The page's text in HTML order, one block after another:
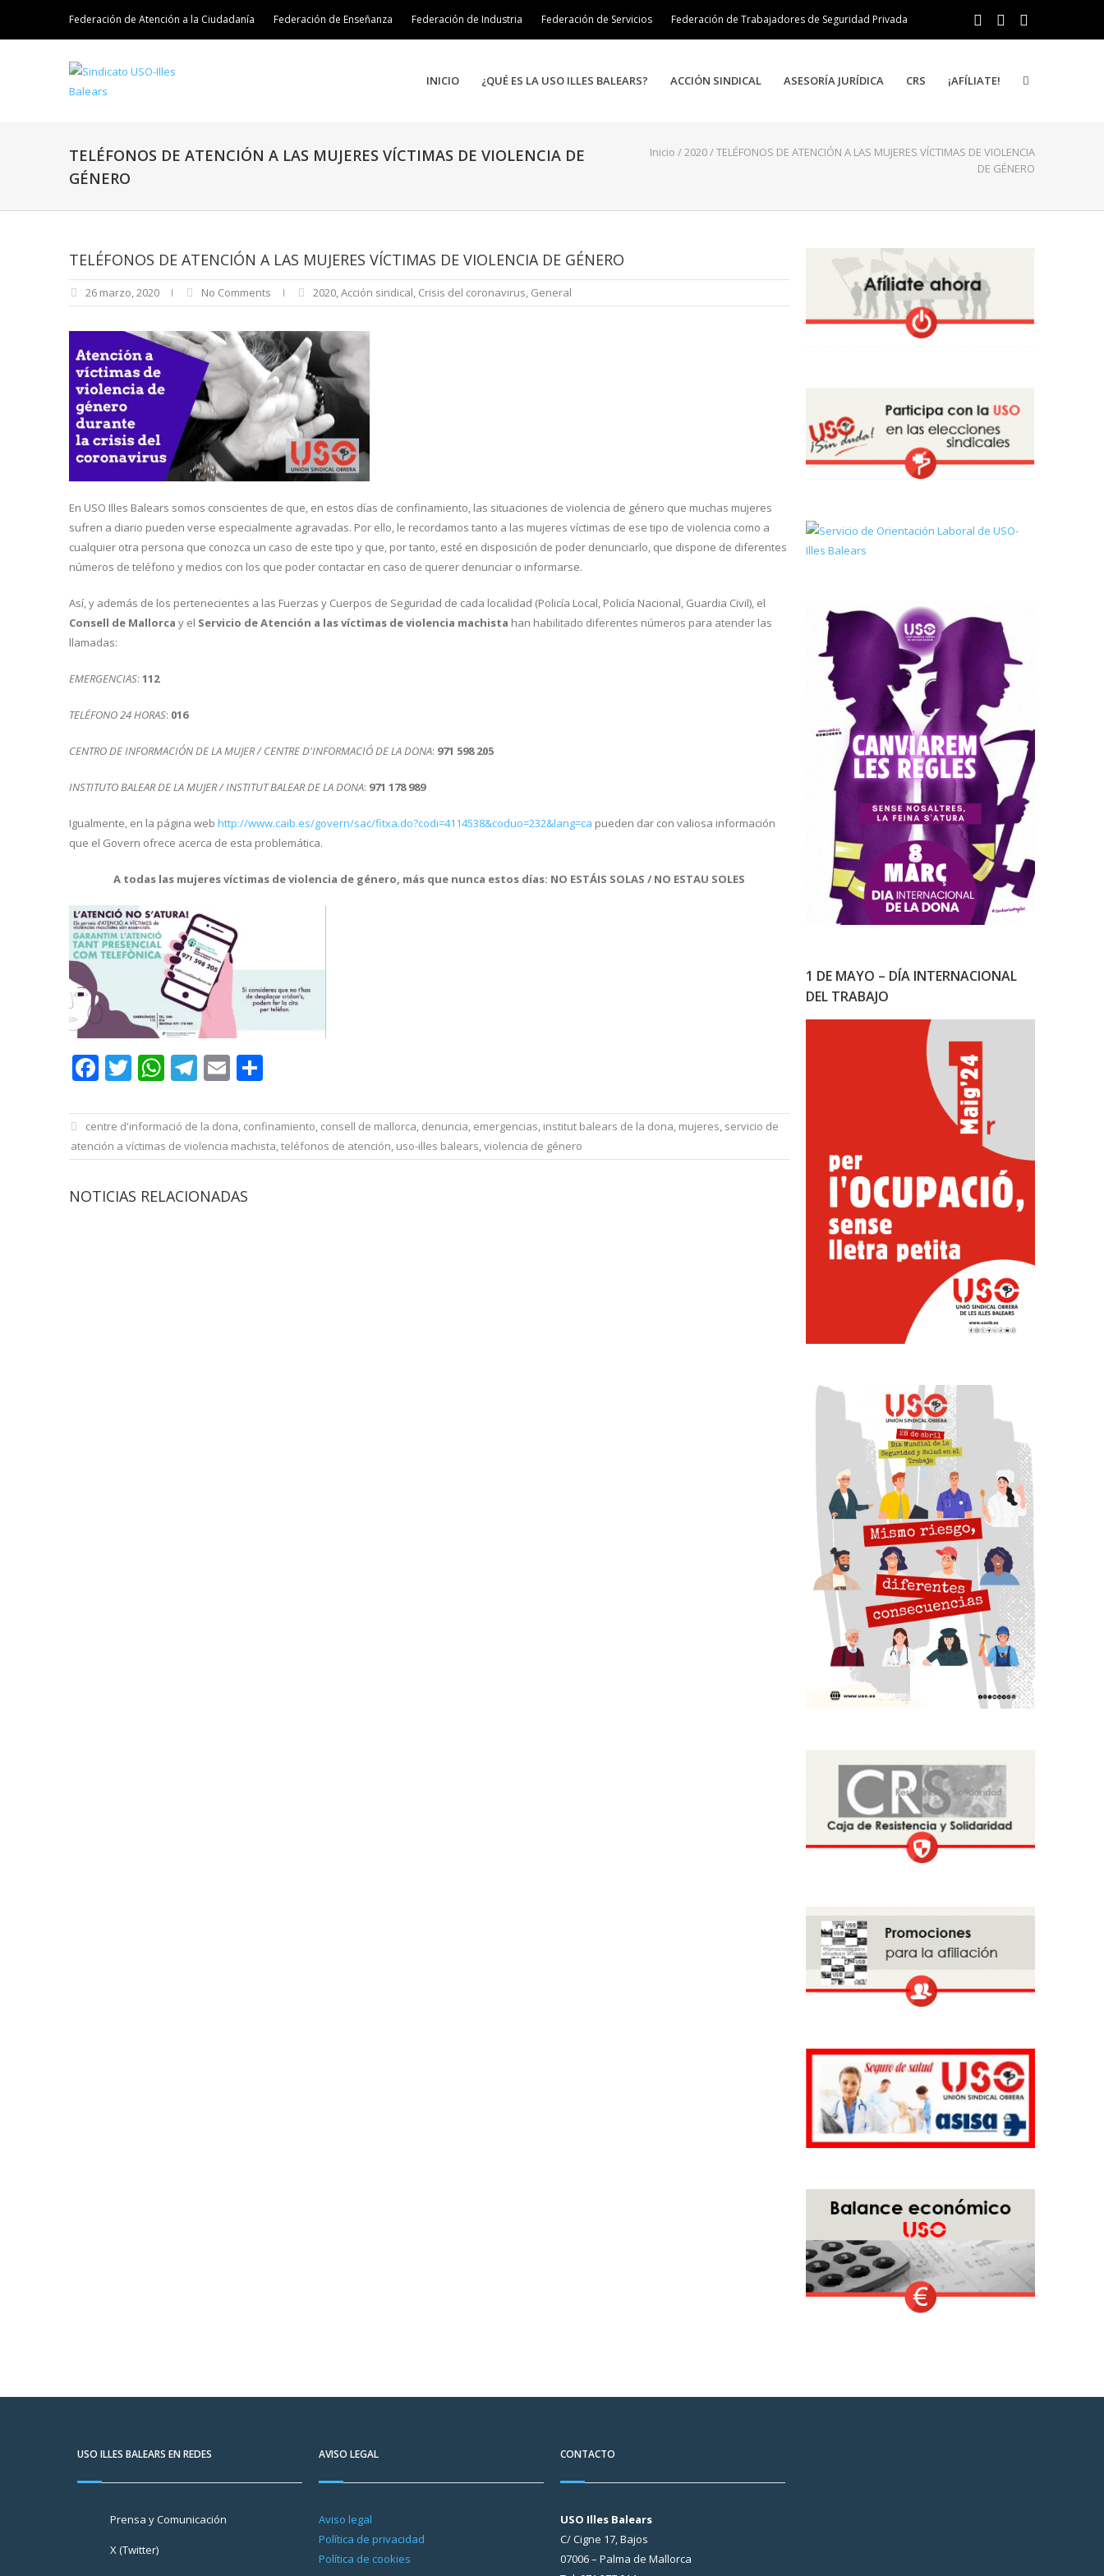
Federación de Atención a la Ciudadanía Federación de Enseñanza Federación de Industria Federación de Servicios Federación de Trabajadores de Seguridad Privada
INICIO ¿QUÉ ES LA USO ILLES BALEARS? ACCIÓN SINDICAL ASESORÍA JURÍDICA CRS ¡AFÍLIATE!
TELÉFONOS DE ATENCIÓN A LAS MUJERES VÍCTIMAS DE VIOLENCIA DE
GÉNERO
Inicio /2020/TELÉFONOS DE ATENCIÓN A LAS MUJERES VÍCTIMAS DE VIOLENCIA
DE GÉNERO
TELÉFONOS DE ATENCIÓN A LAS MUJERES VÍCTIMAS DE VIOLENCIA DE GÉNERO
26 marzo, 2020 No Comments 2020,Acción sindical, Crisis del coronavirus, General
En USO Illes Balears somos conscientes de que, en estos días de confinamiento, las situaciones de violencia de género que muchas mujeres
sufren a diario pueden verse especialmente agravadas. Por ello, le recordamos tanto a las mujeres víctimas de ese tipo de violencia como a
cualquier otra persona que conozca un caso de este tipo y que, por tanto, esté en disposición de poder denunciarlo, que dispone de diferentes
números de teléfono y medios con los que poder contactar en caso de querer denunciar o informarse.
Así, y además de los pertenecientes a las Fuerzas y Cuerpos de Seguridad de cada localidad (Policía Local, Policía Nacional, Guardia Civil), el
Consell de Mallorca y el Servicio de Atención a las víctimas de violencia machista han habilitado diferentes números para atender las
llamadas:
EMERGENCIAS: 112
TELÉFONO 24 HORAS: 016
CENTRO DE INFORMACIÓN DE LA MUJER / CENTRE D'INFORMACIÓ DE LA DONA: 971 598 205
INSTITUTO BALEAR DE LA MUJER / INSTITUT BALEAR DE LA DONA: 971 178 989
Igualmente, en la página web http://www.caib.es/govern/sac/fitxa.do?codi=4114538&coduo=232&lang=ca pueden dar con valiosa información
que el Govern ofrece acerca de esta problemática.
A todas las mujeres víctimas de violencia de género, más que nunca estos días: NO ESTÁIS SOLAS / NO ESTAU SOLES
Facebook
Twitter
WhatsApp
Telegram
Email
centre d'informació de la dona, confinamiento, consell de mallorca, denuncia, emergencias, institut balears de la dona, mujeres, servicio de
atención a víctimas de violencia machista,teléfonos de atención, uso-illes balears,violencia de género
NOTICIAS RELACIONADAS
1 DE MAYO – DÍA INTERNACIONAL
DEL TRABAJO
USO ILLES BALEARS EN REDES
Prensa y Comunicación
X (Twitter)
AVISO LEGAL
Aviso legal
Política de privacidad
Política de cookies
CONTACTO
USO Illes Balears
C/ Cigne 17, Bajos
07006 – Palma de Mallorca